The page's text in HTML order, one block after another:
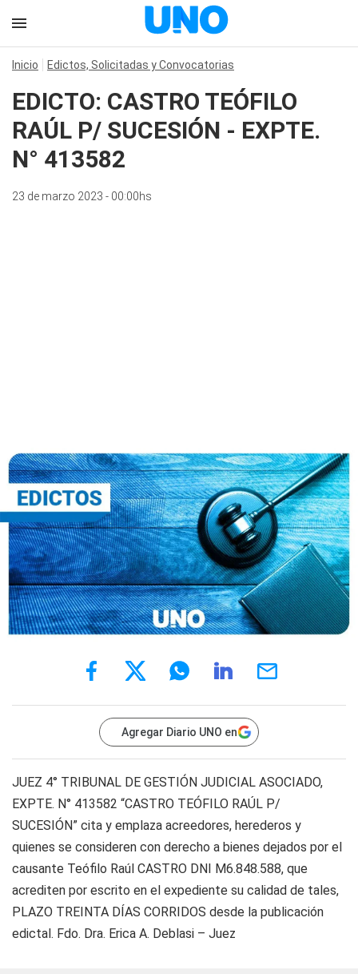
Inicio Edictos, Solicitadas y Convocatorias
EDICTO: CASTRO TEÓFILO
RAÚL P/ SUCESIÓN - EXPTE.
N° 413582
23 de marzo 2023 - 00:00hs
Agregar Diario UNO en
JUEZ 4° TRIBUNAL DE GESTIÓN JUDICIAL ASOCIADO,
EXPTE. N° 413582 “CASTRO TEÓFILO RAÚL P/
SUCESIÓN” cita y emplaza acreedores, herederos y
quienes se consideren con derecho a bienes dejados por el
causante Teófilo Raúl CASTRO DNI M6.848.588, que
acrediten por escrito en el expediente su calidad de tales,
PLAZO TREINTA DÍAS CORRIDOS desde la publicación
edictal. Fdo. Dra. Erica A. Deblasi – Juez